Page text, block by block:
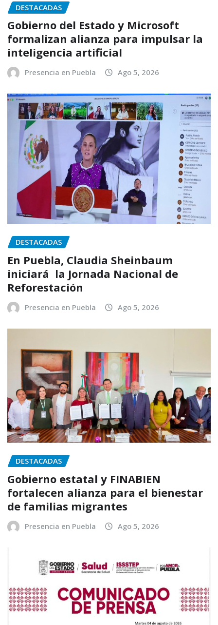
DESTACADAS
Gobierno del Estado y Microsoft
formalizan alianza para impulsar la
inteligencia artificial
Presencia en Puebla Ago 5, 2026
DESTACADAS
En Puebla, Claudia Sheinbaum
iniciará la Jornada Nacional de
Reforestación
Presencia en Puebla Ago 5, 2026
DESTACADAS
Gobierno estatal y FINABIEN
fortalecen alianza para el bienestar
de familias migrantes
Presencia en Puebla Ago 5, 2026